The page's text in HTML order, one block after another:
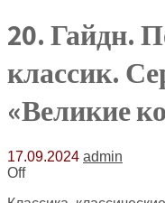
20. Гайдн.
классик.
«Великие
17.09.2024 admin
Off